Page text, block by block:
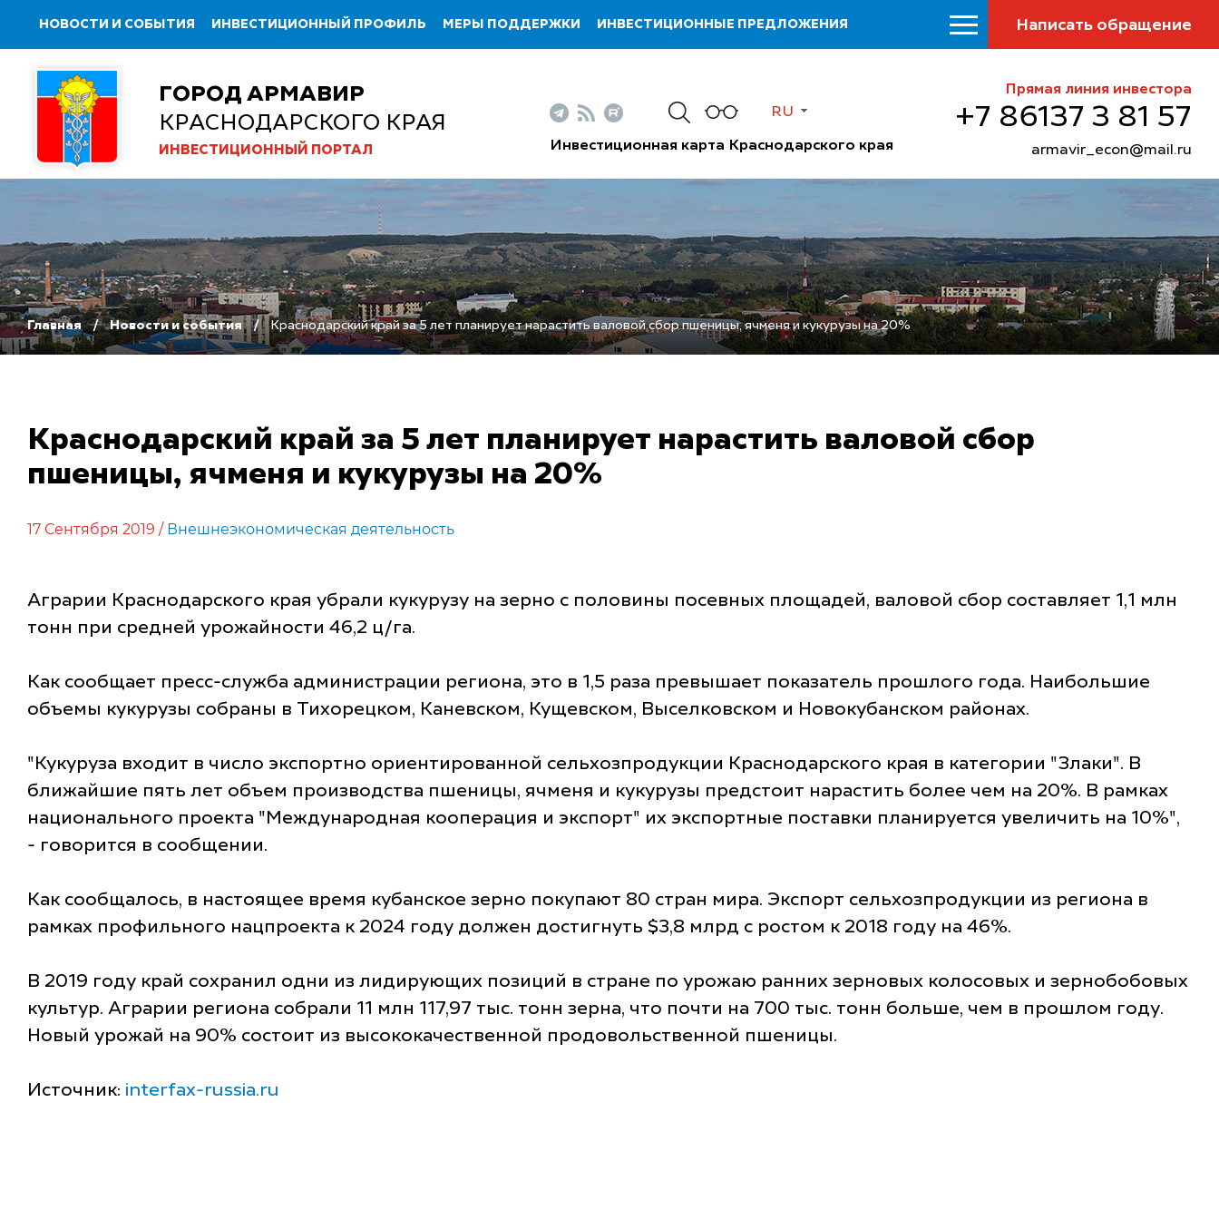
НОВОСТИ И СОБЫТИЯ ИНВЕСТИЦИОННЫЙ ПРОФИЛЬ МЕРЫ ПОДДЕРЖКИ ИНВЕСТИЦИОННЫЕ ПРЕДЛОЖЕНИЯ Написать обращение
ГОРОД АРМАВИР
КРАСНОДАРСКОГО КРАЯ
ИНВЕСТИЦИОННЫЙ ПОРТАЛ
RU
Инвестиционная карта Краснодарского края
Прямая линия инвестора
+7 86137 3 81 57
armavir_econ@mail.ru
Главная Новости и события Краснодарский край за 5 лет планирует нарастить валовой сбор пшеницы, ячменя и кукурузы на 20%
Краснодарский край за 5 лет планирует нарастить валовой сбор
пшеницы, ячменя и кукурузы на 20%
17 Сентября 2019 / Внешнеэкономическая деятельность
Аграрии Краснодарского края убрали кукурузу на зерно с половины посевных площадей, валовой сбор составляет 1,1 млн
тонн при средней урожайности 46,2 ц/га.
Как сообщает пресс-служба администрации региона, это в 1,5 раза превышает показатель прошлого года. Наибольшие
объемы кукурузы собраны в Тихорецком, Каневском, Кущевском, Выселковском и Новокубанском районах.
"Кукуруза входит в число экспортно ориентированной сельхозпродукции Краснодарского края в категории "Злаки". В
ближайшие пять лет объем производства пшеницы, ячменя и кукурузы предстоит нарастить более чем на 20%. В рамках
национального проекта "Международная кооперация и экспорт" их экспортные поставки планируется увеличить на 10%",
- говорится в сообщении.
Как сообщалось, в настоящее время кубанское зерно покупают 80 стран мира. Экспорт сельхозпродукции из региона в
рамках профильного нацпроекта к 2024 году должен достигнуть $3,8 млрд с ростом к 2018 году на 46%.
В 2019 году край сохранил одни из лидирующих позиций в стране по урожаю ранних зерновых колосовых и зернобобовых
культур. Аграрии региона собрали 11 млн 117,97 тыс. тонн зерна, что почти на 700 тыс. тонн больше, чем в прошлом году.
Новый урожай на 90% состоит из высококачественной продовольственной пшеницы.
Источник: interfax-russia.ru